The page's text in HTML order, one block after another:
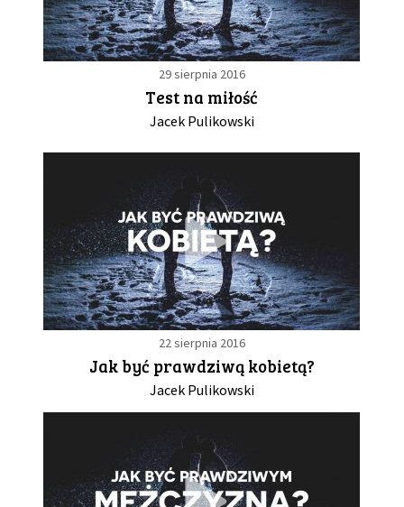
29 sierpnia 2016
Test na miłość
Jacek Pulikowski
22 sierpnia 2016
Jak być prawdziwą kobietą?
Jacek Pulikowski